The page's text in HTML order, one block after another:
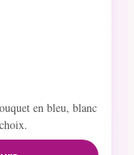
en bleu, blanc